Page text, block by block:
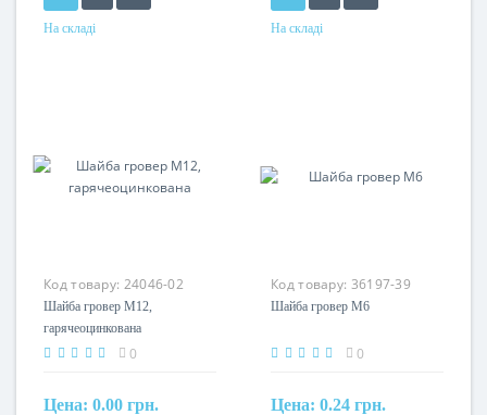
На складі На складі
Код товару: 24046-02
Шайба гровер М12,
гарячеоцинкована
0
Цена: 0.00 грн.
Код товару: 36197-39
Шайба гровер М6
0
Цена: 0.24 грн.